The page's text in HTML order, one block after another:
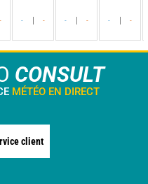
- - - - - - -
CONSULT
MÉTÉO EN DIRECT
client